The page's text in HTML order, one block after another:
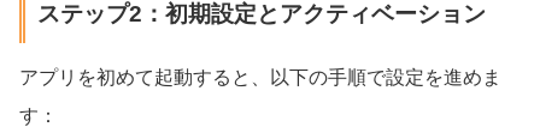
ステップ2：初期設定とアクティベーション
アプリを初めて起動すると、以下の手順で設定を進めま
す：